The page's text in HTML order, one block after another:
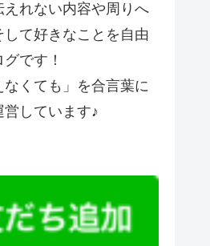
えれない内容や周りへ
て好きなことを自由
です！
なくても」を合言葉に
しています♪